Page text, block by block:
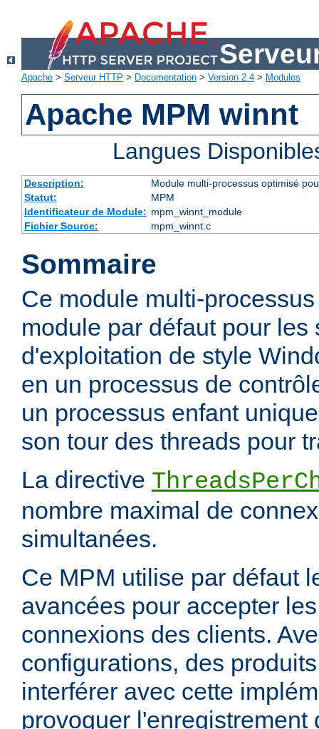
Apache > Serveur HTTP > Documentation > Version 2.4 > Modules
Apache MPM winnt
Langues
Description:
Module multi-processus optimisé
Statut:
MPM
Identificateur de Module: mpm_winnt_module
Fichier Source:
mpm_winnt.c
Sommaire
Ce module multi-
module par défaut pour les
d'exploitation de style
en un processus de
un processus enfant
son tour des threads pour
La directive
nombre maximal de
simultanées.
Ce MPM utilise par défaut
avancées pour accepter
connexions des clients.
configurations, des
interférer avec cette
provoquer l'enregistrement